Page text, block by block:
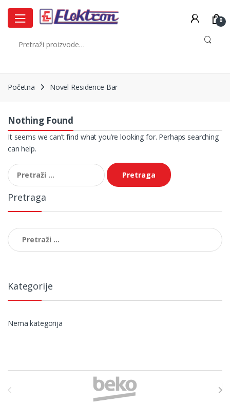
navigation
content
0
Početna Novel Residence Bar
Nothing Found
It seems we can’t find what you’re looking for. Perhaps searching
can help.
Pretraga:
Pretraga
Pretraga:
Kategorije
Nema kategorija
Brands Carousel